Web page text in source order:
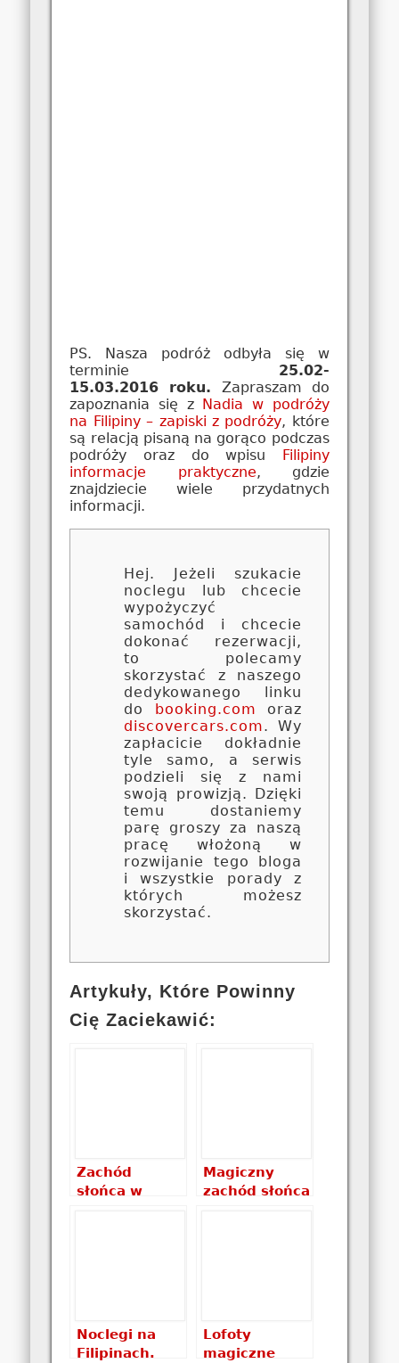
PS. Nasza podróż odbyła się w
terminie 25.02-
15.03.2016 roku. Zapraszam do
zapoznania się z Nadia w podróży
na Filipiny – zapiski z podróży, które
są relacją pisaną na gorąco podczas
podróży oraz do wpisu Filipiny
informacje praktyczne, gdzie
znajdziecie wiele przydatnych
informacji.
Hej. Jeżeli szukacie
noclegu lub chcecie
wypożyczyć
samochód i chcecie
dokonać rezerwacji,
to polecamy
skorzystać z naszego
dedykowanego linku
do booking.com oraz
discovercars.com. Wy
zapłacicie dokładnie
tyle samo, a serwis
podzieli się z nami
swoją prowizją. Dzięki
temu dostaniemy
parę groszy za naszą
pracę włożoną w
rozwijanie tego bloga
i wszystkie porady z
których możesz
skorzystać.
Artykuły, Które Powinny
Cię Zaciekawić:
Zachód
słońca w
Magiczny
zachód słońca
Noclegi na
Filipinach.
Lofoty
magiczne